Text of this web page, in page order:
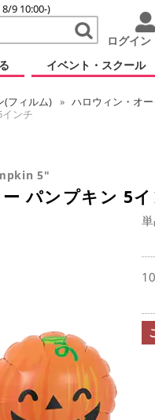
9 10:00-)
ログイン
イベント・スクール
(フィルム)
ハロウィン・オ
ンチ
5"
パンプキン 5